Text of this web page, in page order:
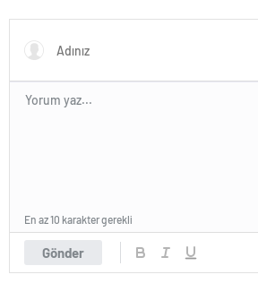
Gönder
En az 10 karakter gerekli